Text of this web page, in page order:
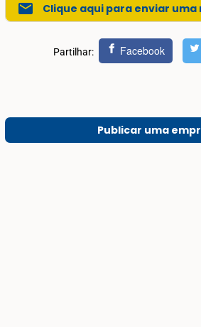
mail Clique aqui para enviar uma
Partilhar: Facebook
Publicar uma